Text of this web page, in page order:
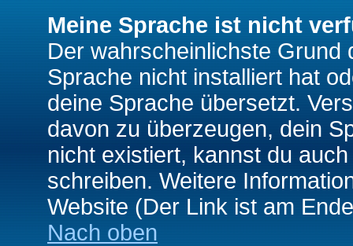
Meine Sprache ist nicht
Der wahrscheinlichste Grund
Sprache nicht installiert hat
deine Sprache übersetzt.
davon zu überzeugen, dein
nicht existiert, kannst du
schreiben. Weitere
Website (Der Link ist am
Nach oben